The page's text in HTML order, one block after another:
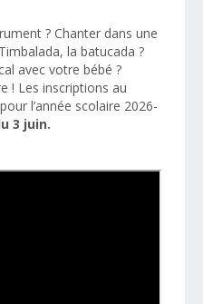
? Chanter dans une
la batucada ?
avec votre bébé ?
! Les inscriptions au
l’année scolaire 2026-
3 juin.